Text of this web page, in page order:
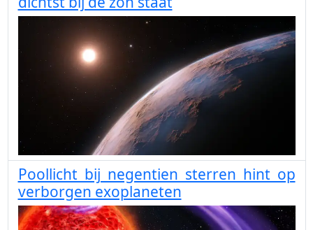
Poollicht bij negentien sterren hint op
verborgen exoplaneten